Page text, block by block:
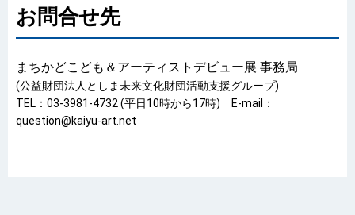
お問合せ先
まちかどこども＆アーティストデビュー展 事務局
(公益財団法人としま未来文化財団活動支援グループ)
TEL：03-3981-4732 (平日10時から17時) E-mail：
question@kaiyu-art.net